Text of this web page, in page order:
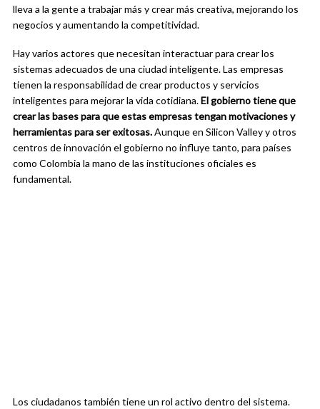
lleva a la gente a trabajar más y crear más creativa, mejorando los
negocios y aumentando la competitividad.
Hay varios actores que necesitan interactuar para crear los
sistemas adecuados de una ciudad inteligente. Las empresas
tienen la responsabilidad de crear productos y servicios
inteligentes para mejorar la vida cotidiana.El gobierno tiene que
crear las bases para que estas empresas tengan motivaciones y
herramientas para ser exitosas.Aunque en Silicon Valley y otros
centros de innovación el gobierno no influye tanto, para países
como Colombia la mano de las instituciones oficiales es
fundamental.
Los ciudadanos también tiene un rol activo dentro del sistema.